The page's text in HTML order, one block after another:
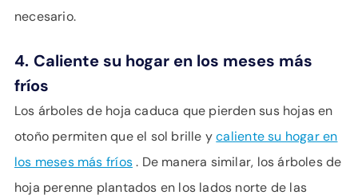
necesario.
4. Caliente su hogar en los meses más
fríos
Los árboles de hoja caduca que pierden sus hojas en
otoño permiten que el sol brille ycaliente su hogar en
los meses más fríos. De manera similar, los árboles de
hoja perenne plantados en los lados norte de las